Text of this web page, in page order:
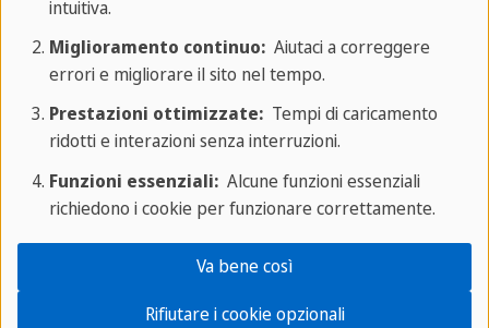
esempio, il museo aveva annunciato una chiusura
temporanea dal 9 al 30 settembre 2025 per
preparare una nuova mostra.
intuitiva.
Miglioramento continuo:Aiutaci a correggere
errori e migliorare il sito nel tempo.
Prestazioni ottimizzate:Tempi di caricamento
ridotti e interazioni senza interruzioni.
Funzioni essenziali:Alcune funzioni essenziali
richiedono i cookie per funzionare correttamente.
Rifiutare i cookie opzionali
Va bene così